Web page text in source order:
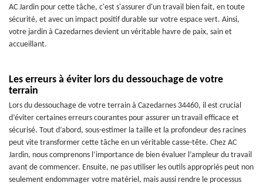
AC Jardin pour cette tâche, c'est s'assurer d'un travail bien fait, en toute
sécurité, et avec un impact positif durable sur votre espace vert. Ainsi,
votre jardin à Cazedarnes devient un véritable havre de paix, sain et
accueillant.
Les erreurs à éviter lors du dessouchage de votre
terrain
Lors du dessouchage de votre terrain à Cazedarnes 34460, il est crucial
d’éviter certaines erreurs courantes pour assurer un travail efficace et
sécurisé. Tout d’abord, sous-estimer la taille et la profondeur des racines
peut vite transformer cette tâche en un véritable casse-tête. Chez AC
Jardin, nous comprenons l’importance de bien évaluer l’ampleur du travail
avant de commencer. Ensuite, ne pas utiliser les outils appropriés peut non
seulement endommager votre matériel, mais aussi rendre le processus